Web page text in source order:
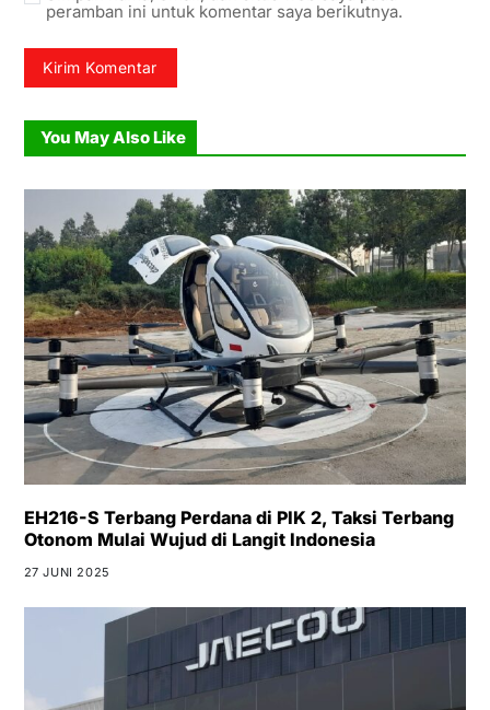
peramban ini untuk komentar saya berikutnya.
You May Also Like
EH216-S Terbang Perdana di PIK 2, Taksi Terbang
Otonom Mulai Wujud di Langit Indonesia
27 JUNI 2025